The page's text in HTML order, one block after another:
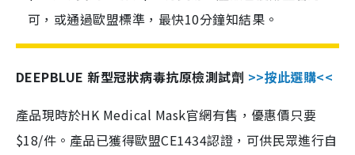
可，或通過歐盟標準，最快10分鐘知結果。
DEEPBLUE 新型冠狀病毒抗原檢測試劑 >>按此選購<<
產品現時於HK Medical Mask官網有售，優惠價只要
$18/件。產品已獲得歐盟CE1434認證，可供民眾進行自